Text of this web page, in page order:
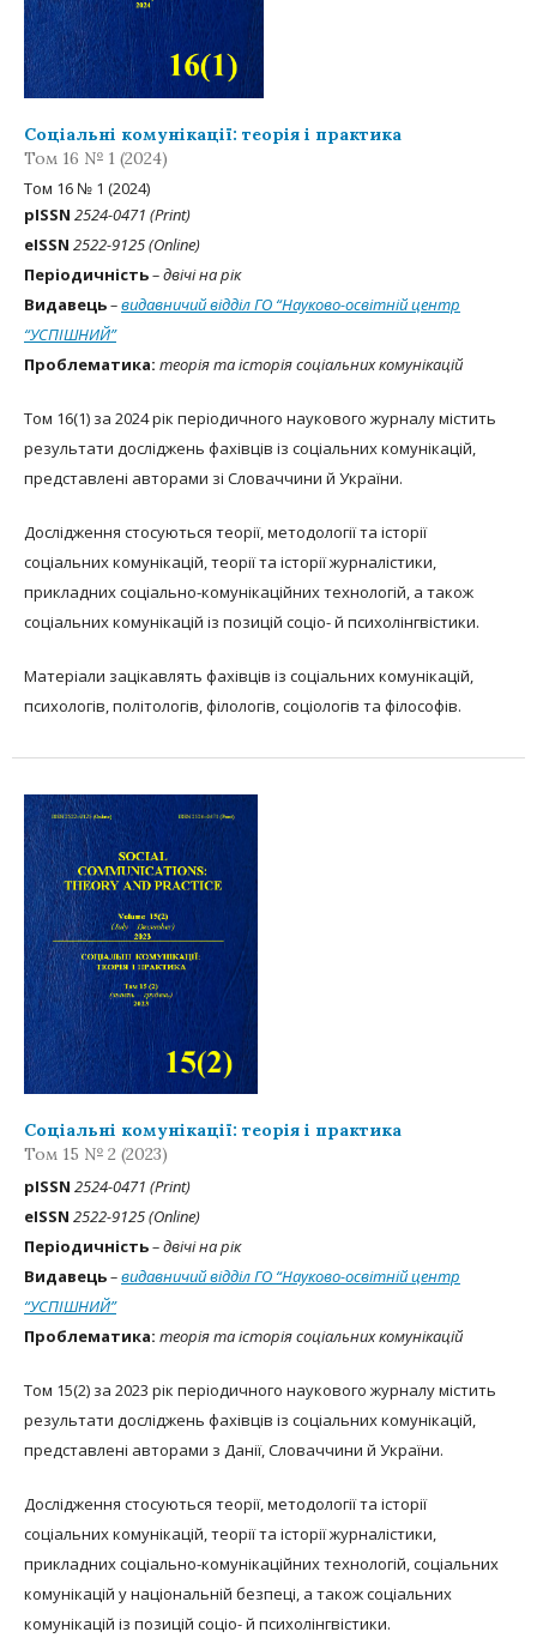
Соціальні комунікації: теорія і практика
Том 16 № 1 (2024)
Том 16 № 1 (2024)
рISSN 2524-0471 (Print)
eISSN 2522-9125 (Online)
Періодичність– двічі на рік
Видавець–видавничий відділ ГО “Науково-освітній центр
“УСПІШНИЙ”
Проблематика: теорія та історія соціальних комунікацій
Том 16(1) за 2024 рік періодичного наукового журналу містить
результати досліджень фахівців із соціальних комунікацій,
представлені авторами зі Словаччини й України.
Дослідження стосуються теорії, методології та історії
соціальних комунікацій, теорії та історії журналістики,
прикладних соціально-комунікаційних технологій, а також
соціальних комунікацій із позицій соціо- й психолінгвістики.
Матеріали зацікавлять фахівців із соціальних комунікацій,
психологів, політологів, філологів, соціологів та філософів.
Соціальні комунікації: теорія і практика
Том 15 № 2 (2023)
рISSN 2524-0471 (Print)
eISSN 2522-9125 (Online)
Періодичність– двічі на рік
Видавець–видавничий відділ ГО “Науково-освітній центр
“УСПІШНИЙ”
Проблематика: теорія та історія соціальних комунікацій
Том 15(2) за 2023 рік періодичного наукового журналу містить
результати досліджень фахівців із соціальних комунікацій,
представлені авторами з Данії, Словаччини й України.
Дослідження стосуються теорії, методології та історії
соціальних комунікацій, теорії та історії журналістики,
прикладних соціально-комунікаційних технологій, соціальних
комунікацій у національній безпеці, а також соціальних
комунікацій із позицій соціо- й психолінгвістики.